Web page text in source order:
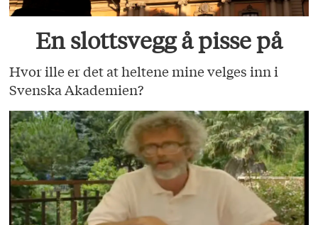
En slottsvegg å pisse på
Hvor ille er det at heltene mine velges inn i
Svenska Akademien?